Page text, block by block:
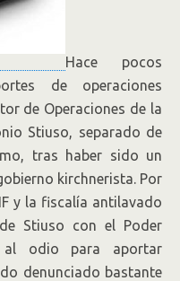
Hace pocos
de operaciones
de Operaciones de la
Stiuso, separado de
tras haber sido un
kirchnerista. Por
y la fiscalía antilavado
Stiuso con el Poder
al odio para aportar
denunciado bastante